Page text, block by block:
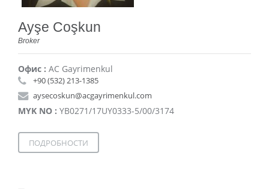
Ayşe Coşkun
Broker
Офис : AC Gayrimenkul
+90 (532) 213-1385
aysecoskun@acgayrimenkul.com
MYK NO : YB0271/17UY0333-5/00/3174
ПОДРОБНОСТИ